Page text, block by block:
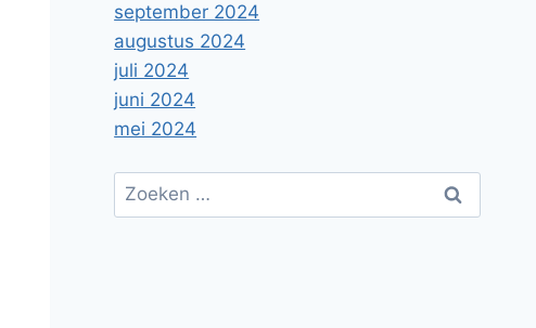
september 2024
augustus 2024
juli 2024
juni 2024
mei 2024
Zoeken
naar: